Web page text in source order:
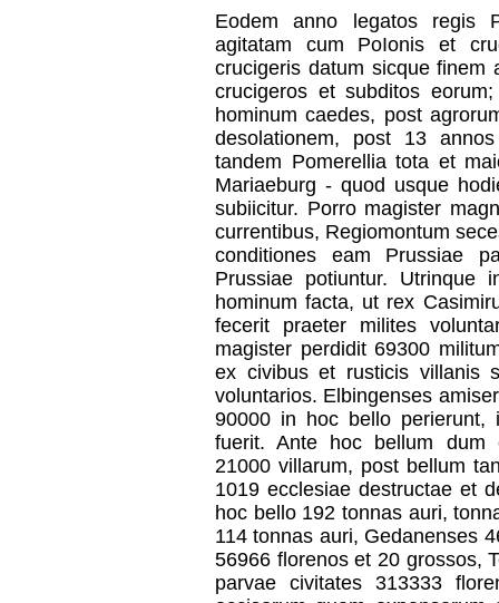
Eodem anno legatos regis
agitatam cum PoIonis et
crucigeris datum sicque finem
crucigeros et subditos
hominum caedes, post
desolationem, post 13
tandem Pomerellia tota et
Mariaeburg - quod usque
subiicitur. Porro magister
currentibus, Regiomontum
conditiones eam Prussiae
Prussiae potiuntur. Utrinque
hominum facta, ut rex
fecerit praeter milites
magister perdidit 69300
ex civibus et rusticis villanis
voluntarios. Elbingenses
90000 in hoc bello perierunt,
fuerit. Ante hoc bellum dum
21000 villarum, post bellum
1019 ecclesiae destructae et
hoc bello 192 tonnas auri,
114 tonnas auri, Gedanenses
56966 florenos et 20 grossos,
parvae civitates 313333